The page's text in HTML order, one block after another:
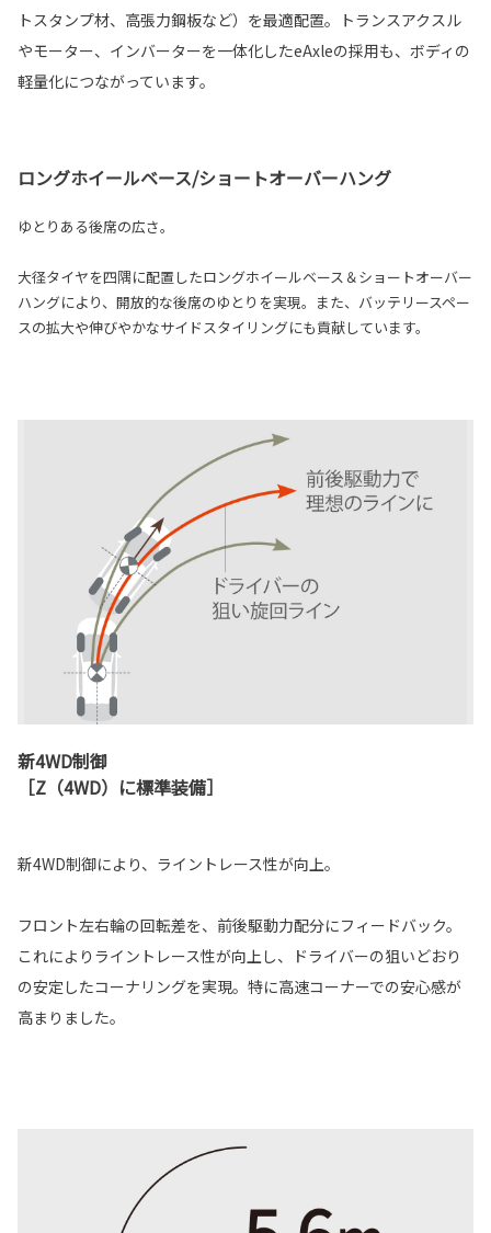
トスタンプ材、高張力鋼板など）を最適配置。トランスアクスル
やモーター、インバーターを一体化したeAxleの採用も、ボディの
軽量化につながっています。
ロングホイールベース/ショートオーバーハング
ゆとりある後席の広さ。
大径タイヤを四隅に配置したロングホイールベース＆ショートオーバー
ハングにより、開放的な後席のゆとりを実現。また、バッテリースペー
スの拡大や伸びやかなサイドスタイリングにも貢献しています。
新4WD制御
［Z（4WD）に標準装備］
新4WD制御により、ライントレース性が向上。
フロント左右輪の回転差を、前後駆動力配分にフィードバック。
これによりライントレース性が向上し、ドライバーの狙いどおり
の安定したコーナリングを実現。特に高速コーナーでの安心感が
高まりました。